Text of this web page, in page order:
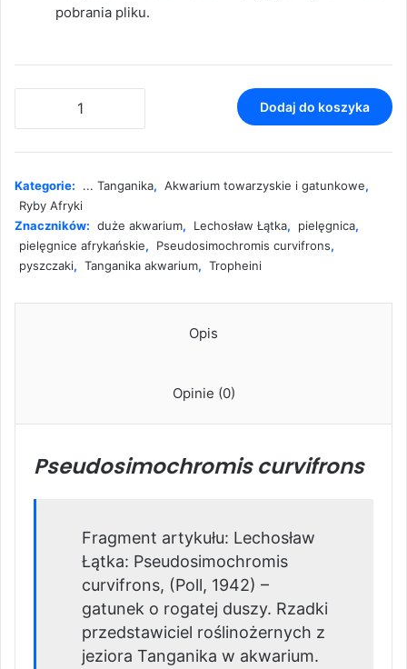
pobrania pliku.
Pseudosimochromis
Dodaj do koszyka
Kategorie: ... Tanganika, Akwarium towarzyskie i gatunkowe,
Ryby Afryki
Znaczników: duże akwarium, Lechosław Łątka, pielęgnica,
pielęgnice afrykańskie, Pseudosimochromis curvifrons,
pyszczaki, Tanganika akwarium, Tropheini
Opis
Opinie (0)
Pseudosimochromis curvifrons
Fragment artykułu: Lechosław
Łątka: Pseudosimochromis
curvifrons, (Poll, 1942) –
gatunek o rogatej duszy. Rzadki
przedstawiciel roślinożernych z
jeziora Tanganika w akwarium.